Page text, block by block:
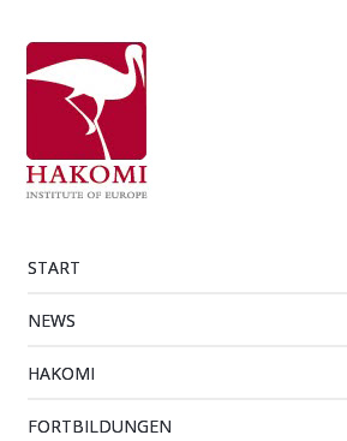
START
NEWS
HAKOMI
FORTBILDUNGEN